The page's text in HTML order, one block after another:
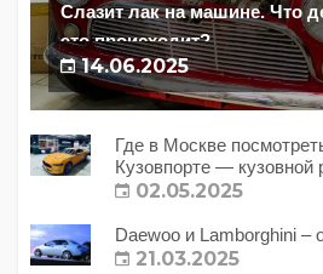
Слазит лак на машине. Что
это происходит?
14.06.2025
Где в Москве
Кузовпорте — кузовной
02.05.2025
Daewoo и Lamborghini –
21.03.2025